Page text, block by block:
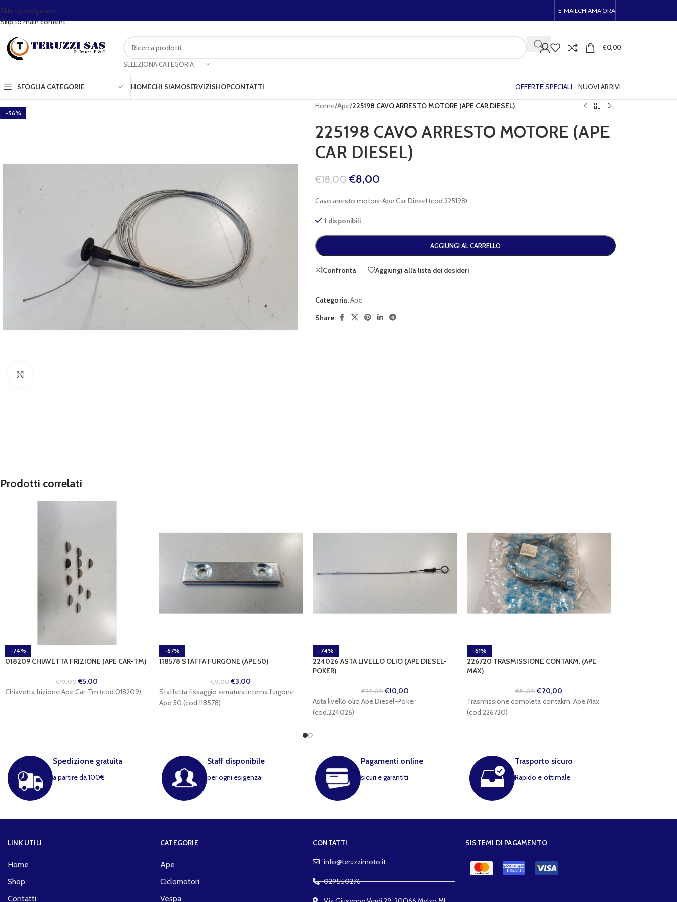
Skip to navigation
Skip to main content
E-MAIL CHIAMA ORA
SELEZIONA CATEGORIA
€0,00
SFOGLIA CATEGORIE HOMECHI SIAMOSERVIZISHOPCONTATTI OFFERTE SPECIALI - NUOVI ARRIVI
-56%
Home/Ape/225198 CAVO ARRESTO MOTORE (APE CAR DIESEL)
225198 CAVO ARRESTO MOTORE (APE
CAR DIESEL)
€18,00 €8,00
Cavo arresto motore Ape Car Diesel (cod.225198)
1 disponibili
AGGIUNGI AL CARRELLO
Confronta Aggiungi alla lista dei desideri
Categoria:Ape
Share:
Prodotti correlati
-74%
018209 CHIAVETTA FRIZIONE (APE CAR-TM)
€19,00 €5,00
Chiavetta frizione Ape Car-Tm (cod.018209)
-67%
118578 STAFFA FURGONE (APE 50)
€9,00 €3,00
Staffetta fissaggio serratura interna furgone
Ape 50 (cod.118578)
-74%
224026 ASTA LIVELLO OLIO (APE DIESEL-
POKER)
€39,00 €10,00
Asta livello olio Ape Diesel-Poker
(cod.224026)
-61%
226720 TRASMISSIONE CONTAKM. (APE
MAX)
€51,00 €20,00
Trasmissione completa contakm. Ape Max
(cod.226720)
Spedizione gratuita
a partire da 100€
Staff disponibile
per ogni esigenza
Pagamenti online
sicuri e garantiti
Trasporto sicuro
Rapido e ottimale
LINK UTILI
Home
Shop
Contatti
CATEGORIE
Ape
Ciclomotori
Vespa
CONTATTI
info@teruzzimoto.it
029550276
SISTEMI DI PAGAMENTO